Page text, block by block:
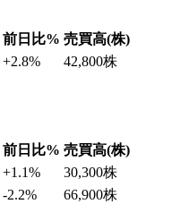
前日比% 売買高(株)
+2.8% 42,800株
前日比% 売買高(株)
+1.1% 30,300株
-2.2% 66,900株